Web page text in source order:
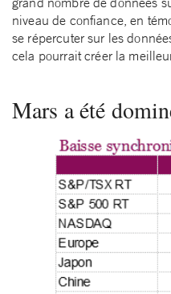
niveau de confiance, en
se répercuter sur les
cela pourrait créer la
Mars a été